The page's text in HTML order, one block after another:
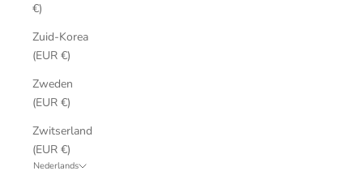
€)
Zuid-Korea
(EUR €)
Zweden
(EUR €)
Zwitserland
(EUR €)
Nederlands